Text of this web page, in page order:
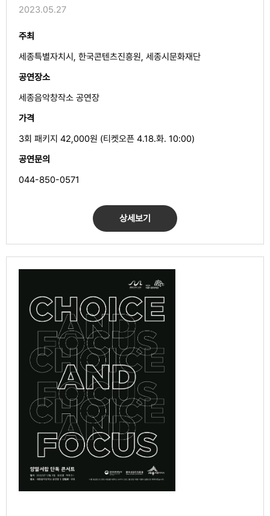
2023.05.27
주최
세종특별자치시, 한국콘텐츠진흥원, 세종시문화재단
공연장소
세종음악창작소 공연장
가격
3회 패키지 42,000원 (티켓오픈 4.18.화. 10:00)
공연문의
044-850-0571
상세보기